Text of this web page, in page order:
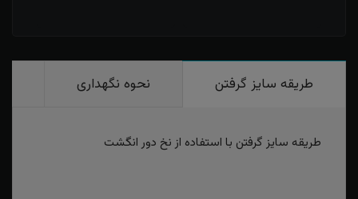
طریقه سایز گرفتن نحوه نگهداری
طریقه سایز گرفتن با استفاده از نخ دور انگشت